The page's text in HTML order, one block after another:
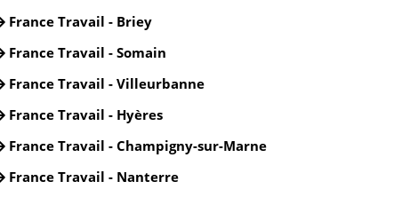
France Travail - Briey
France Travail - Somain
France Travail - Villeurbanne
France Travail - Hyères
France Travail - Champigny-sur-Marne
France Travail - Nanterre